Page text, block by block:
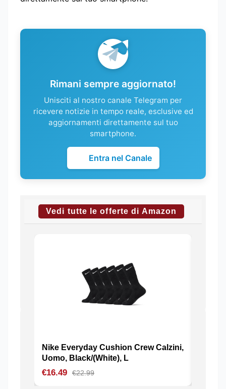
Rimani sempre aggiornato!
Unisciti al nostro canale Telegram per
ricevere notizie in tempo reale, esclusive ed
aggiornamenti direttamente sul tuo
smartphone.
Entra nel Canale